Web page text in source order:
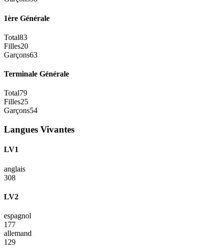
1ère Générale
Total83
Filles20
Garçons63
Terminale Générale
Total79
Filles25
Garçons54
Langues Vivantes
LV1
anglais
308
LV2
espagnol
177
allemand
129